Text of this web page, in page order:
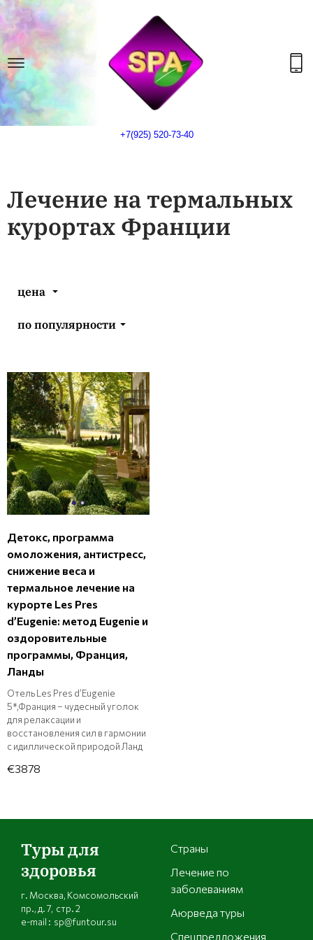
+7(925) 520-73-40
Лечение на термальных
курортах Франции
цена
по популярности
Детокс, программа
омоложения, антистресс,
снижение веса и
термальное лечение на
курорте Les Pres
d’Eugenie: метод Eugenie и
оздоровительные
программы, Франция,
Ланды
Отель Les Pres d’Eugenie
5*,Франция – чудесный уголок
для релаксации и
восстановления сил в гармонии
с идиллической природой Ланд
€3878
Туры для
здоровья
г. Москва, Комсомольский
пр., д. 7, стр. 2
e-mail : sp@funtour.su
Страны
Лечение по
заболеваниям
Аюрведа туры
Спецпредложения